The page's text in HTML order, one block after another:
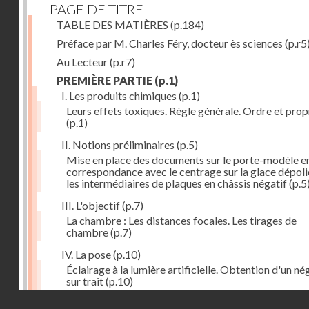
PAGE DE TITRE
TABLE DES MATIÈRES (p.184)
Préface par M. Charles Féry, docteur ès sciences
Au Lecteur(p.r7)
PREMIÈRE PARTIE (p.1)
I. Les produits chimiques (p.1)
Leurs effets toxiques. Règle générale. Ordre et
(p.1)
II. Notions préliminaires (p.5)
Mise en place des documents sur le porte-modèle
correspondance avec le centrage sur la glace
les intermédiaires de plaques en châssis négatif
III. L'objectif(p.7)
La chambre : Les distances focales. Les tirages de
chambre(p.7)
IV. La pose(p.10)
Éclairage à la lumière artificielle. Obtention d'un
sur trait(p.10)